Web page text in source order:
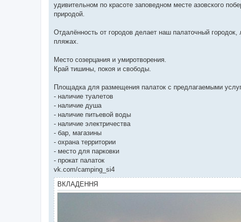
д
о
е
н
н
удивительном по красоте заповедном месте азовского
природой.
Отдалённость от городов делает наш палаточный
пляжах.
Место созерцания и умиротворения.
Край тишины, покоя и свободы.
Площадка для размещения палаток с предлагаемыми
- наличие туалетов
- наличие душа
- наличие питьевой воды
- наличие электричества
- бар, магазины
- охрана территории
- место для парковки
- прокат палаток
vk.com/camping_si4
ВКЛАДЕННЯ